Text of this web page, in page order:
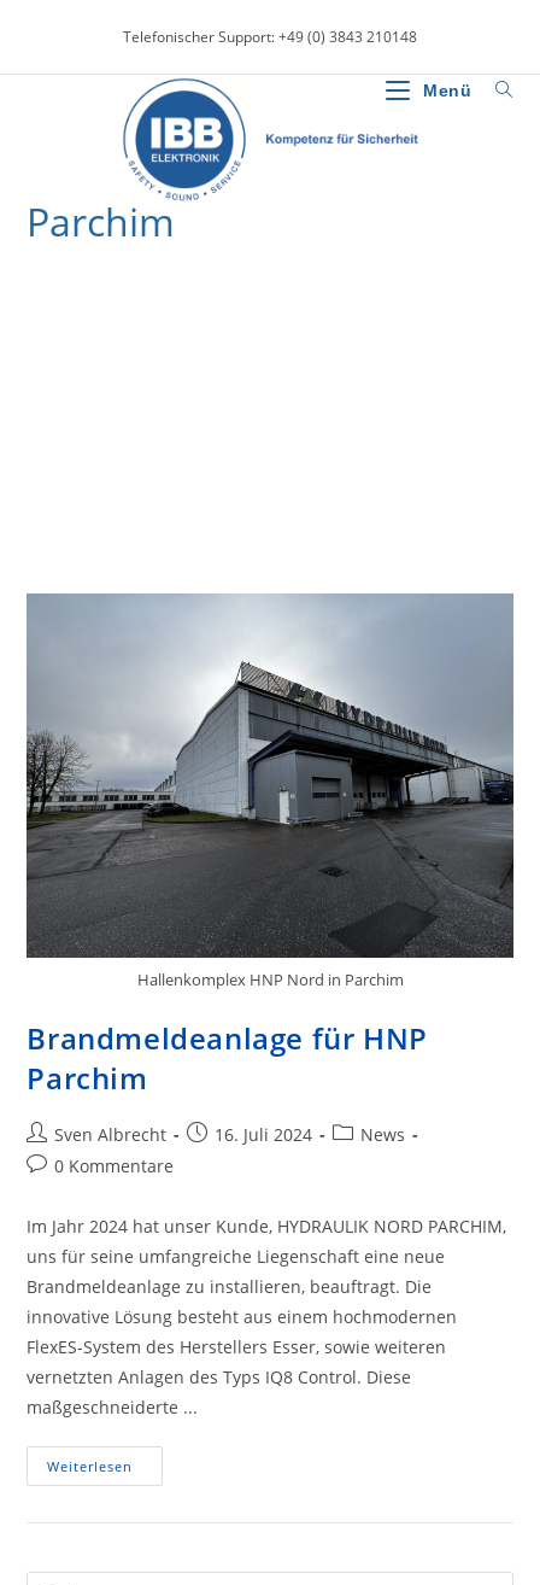
springen
Telefonischer Support: +49 (0) 3843 210148
Menü
Parchim
Hallenkomplex HNP Nord in Parchim
Brandmeldeanlage für HNP
Parchim
Beitrags-
Autor:
Sven Albrecht
Beitrag16. Juli 2024
Beitrags-
News
Beitrags-
0 Kommentare
Im Jahr 2024 hat unser Kunde, HYDRAULIK NORD PARCHIM,
uns für seine umfangreiche Liegenschaft eine neue
Brandmeldeanlage zu installieren, beauftragt. Die
innovative Lösung besteht aus einem hochmodernen
FlexES-System des Herstellers Esser, sowie weiteren
vernetzten Anlagen des Typs IQ8 Control. Diese
maßgeschneiderte ...
Weiterlesen
Für
Parchim